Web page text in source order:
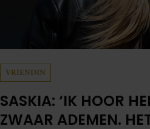
VRIENDIN
SASKIA: ‘IK HOOR
ZWAAR ADEMEN.